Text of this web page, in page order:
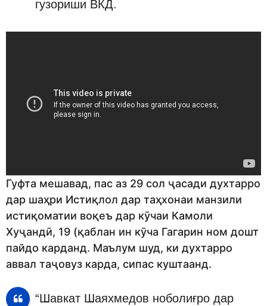
гузориши ВКД.
Гуфта мешавад, пас аз 29 сол ҷасади духтарро
дар шаҳри Истиқлол дар таҳхонаи манзили
истиқоматии воқеъ дар кӯчаи Камоли
Хуҷандӣ, 19 (қаблан ин кӯча Гагарин ном дошт
пайдо карданд. Маълум шуд, ки духтарро
аввал таҷовуз карда, сипас куштаанд.
“Шавкат Шаяхмедов ноболиғро дар